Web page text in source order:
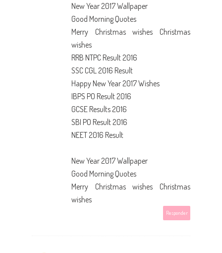
New Year 2017 Wallpaper
Good Morning Quotes
Merry Christmas wishes Christmas
wishes
RRB NTPC Result 2016
SSC CGL 2016 Result
Happy New Year 2017 Wishes
IBPS PO Result 2016
GCSE Results 2016
SBI PO Result 2016
NEET 2016 Result
New Year 2017 Wallpaper
Good Morning Quotes
Merry Christmas wishes Christmas
wishes
Responder